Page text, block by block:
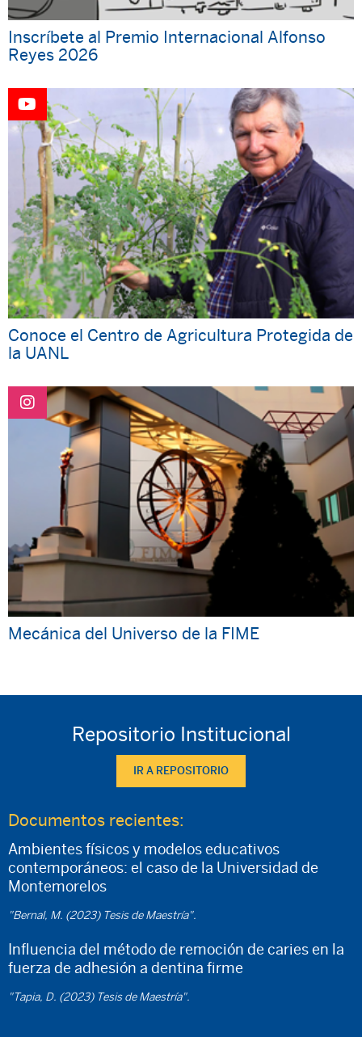
Inscríbete al Premio Internacional Alfonso
Reyes 2026
Conoce el Centro de Agricultura Protegida de
la UANL
Mecánica del Universo de la FIME
Repositorio Institucional
IR A REPOSITORIO
Documentos recientes:
Ambientes físicos y modelos educativos
contemporáneos: el caso de la Universidad de
Montemorelos
"Bernal, M. (2023) Tesis de Maestría".
Influencia del método de remoción de caries en la
fuerza de adhesión a dentina firme
"Tapia, D. (2023) Tesis de Maestría".